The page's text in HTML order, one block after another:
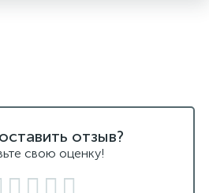
отзыв?
свою оценку!